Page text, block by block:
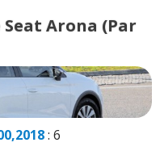
Arona (Par
: 6